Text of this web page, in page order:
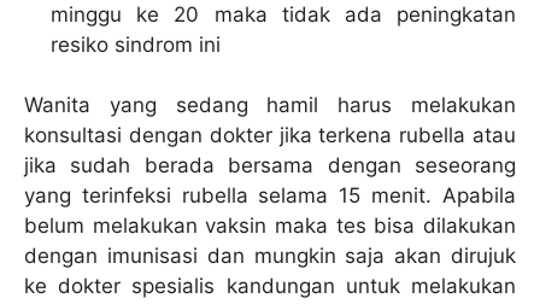
minggu ke 20 maka tidak ada peningkatan
resiko sindrom ini
Wanita yang sedang hamil harus melakukan
konsultasi dengan dokter jika terkena rubella atau
jika sudah berada bersama dengan seseorang
yang terinfeksi rubella selama 15 menit. Apabila
belum melakukan vaksin maka tes bisa dilakukan
dengan imunisasi dan mungkin saja akan dirujuk
ke dokter spesialis kandungan untuk melakukan